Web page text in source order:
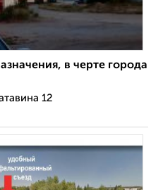
в черте города
12